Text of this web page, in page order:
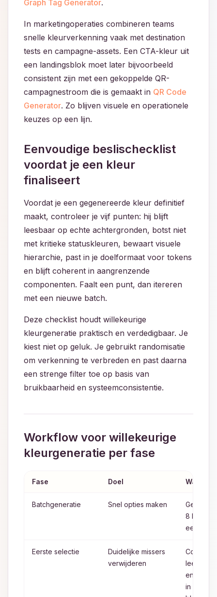
Graph Tag Generator.
In marketingoperaties combineren teams
snelle kleurverkenning vaak met destination
tests en campagne-assets. Een CTA-kleur uit
een landingsblok moet later bijvoorbeeld
consistent zijn met een gekoppelde QR-
campagnestroom die is gemaakt in QR Code
Generator. Zo blijven visuele en operationele
keuzes op een lijn.
Eenvoudige beslischecklist
voordat je een kleur
finaliseert
Voordat je een gegenereerde kleur definitief
maakt, controleer je vijf punten: hij blijft
leesbaar op echte achtergronden, botst niet
met kritieke statuskleuren, bewaart visuele
hierarchie, past in je doelformaat voor tokens
en blijft coherent in aangrenzende
componenten. Faalt een punt, dan itereren
met een nieuwe batch.
Deze checklist houdt willekeurige
kleurgeneratie praktisch en verdedigbaar. Je
kiest niet op geluk. Je gebruikt randomisatie
om verkenning te verbreden en past daarna
een strenge filter toe op basis van
bruikbaarheid en systeemconsistentie.
Workflow voor willekeurige
kleurgeneratie per fase
Fase Doel Wat te
Batchgeneratie Snel opties maken
8 kleuren
een run
Eerste selectie
Duidelijke missers
verwijderen
en
in een